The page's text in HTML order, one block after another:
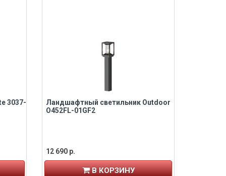
3037-
Ландшафтный светильник Outdoor
O452FL-01GF2
12 690 р.
В КОРЗИНУ